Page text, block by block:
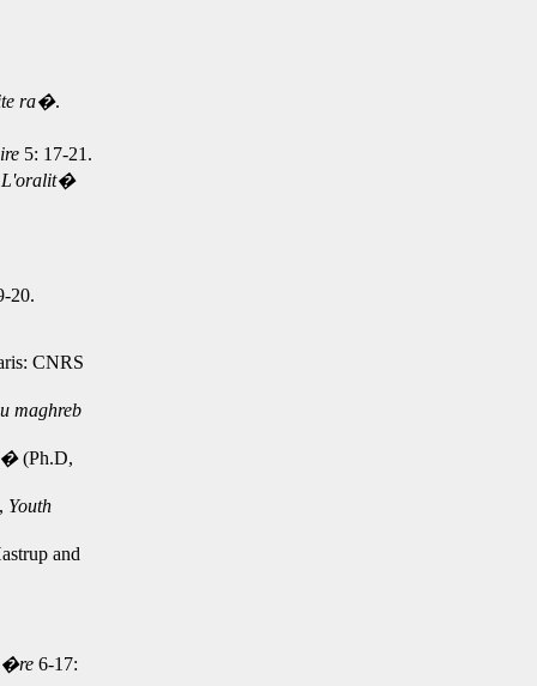
ra�.
5: 17-21.
L'oralit�
20.
CNRS
maghreb
(Ph.D,
Youth
and
6-17: